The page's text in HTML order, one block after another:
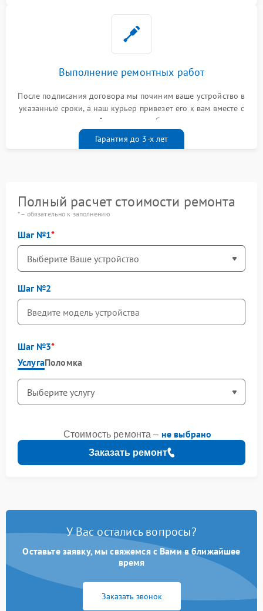
Выполнение ремонтных работ
После подписания договора мы починим ваше устройство в
указанные сроки, а наш курьер привезет его к вам вместе с
гарантийным талоном бесплатно
Гарантия до 3-х лет
Полный расчет стоимости ремонта
* – обязательно к заполнению
Шаг №1
Шаг №2
Шаг №3
УслугаПоломка
Заказать ремонт
Стоимость ремонта – не выбрано
У Вас остались вопросы?
Оставьте заявку, мы свяжемся с Вами в ближайшее
время
Заказать звонок